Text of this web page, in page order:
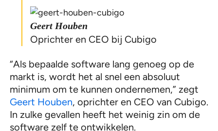
Geert Houben
Oprichter en CEO bij Cubigo
“Als bepaalde software lang genoeg op de
markt is, wordt het al snel een absoluut
minimum om te kunnen ondernemen,” zegt
Geert Houben, oprichter en CEO van Cubigo.
In zulke gevallen heeft het weinig zin om de
software zelf te ontwikkelen.